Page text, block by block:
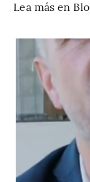
Lea más en